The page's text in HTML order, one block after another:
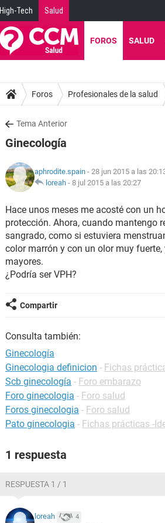
High-Tech Salud
FOROS SALUD
Foros Profesionales de la salud
Tema Anterior
Ginecología
aphrodite.spain - 28 jun 2015 a las
loreah - 8 jul 2015 a las 20:27
Hace unos meses me acosté con un
protección. Ahora, cuando mantengo
sangrado, como si estuviera
color marrón y con un olor muy
mayores.
¿Podría ser VPH?
Compartir
Consulta también:
Ginecología
Ginecologia definicion - Fichas
Scb ginecología - Foro embarazo
Foro ginecologia - Foro salud
Foros ginecologia - Foro salud
Pato ginecologia - Fichas prácticas -
1 respuesta
RESPUESTA 1 / 1
loreah 4